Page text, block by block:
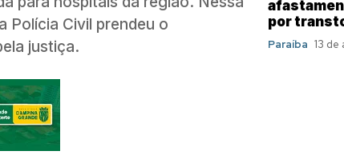
Polícia Civil prendeu o
justiça.
por
Paraíba 13 de